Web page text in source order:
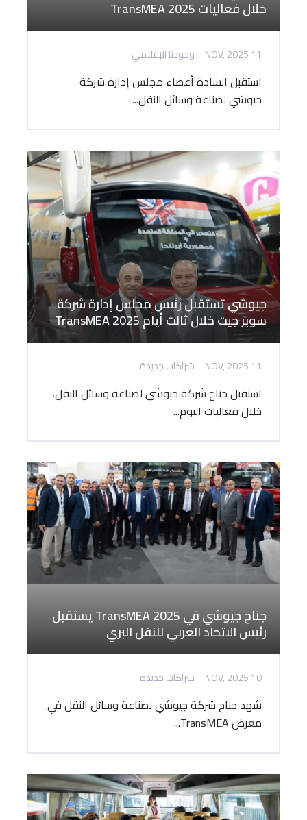
خلال فعاليات TransMEA 2025
11 NOV, 2025 وجودنا الإعلامي
استقبل السادة أعضاء مجلس إدارة شركة
جيوشي لصناعة وسائل النقل...
جيوشي تستقبل رئيس مجلس إدارة شركة
سوبر جيت خلال ثالث أيام TransMEA 2025
11 NOV, 2025 شراكات جديدة
استقبل جناح شركة جيوشي لصناعة وسائل النقل،
خلال فعاليات اليوم...
جناح جيوشي في TransMEA 2025 يستقبل
رئيس الاتحاد العربي للنقل البري
10 NOV, 2025 شراكات جديدة
شهد جناح شركة جيوشي لصناعة وسائل النقل في
معرض TransMEA...